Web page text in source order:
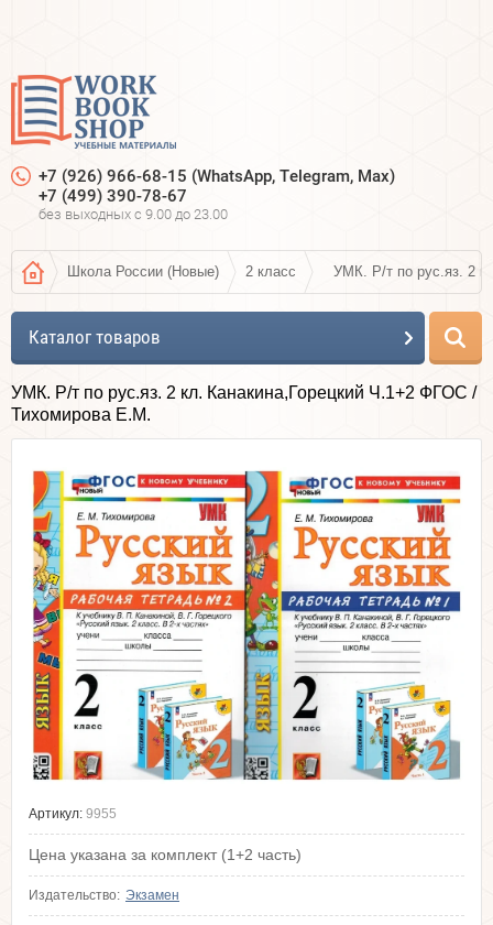
+7 (926) 966-68-15 (WhatsApp, Telegram, Max)
+7 (499) 390-78-67
без выходных c 9.00 до 23.00
Школа России (Новые) 2 класс УМК. Р/т по рус.яз. 2
Каталог товаров
УМК. Р/т по рус.яз. 2 кл. Канакина,Горецкий Ч.1+2 ФГОС /
Тихомирова Е.М.
Артикул: 9955
Цена указана за комплект (1+2 часть)
Издательство: Экзамен